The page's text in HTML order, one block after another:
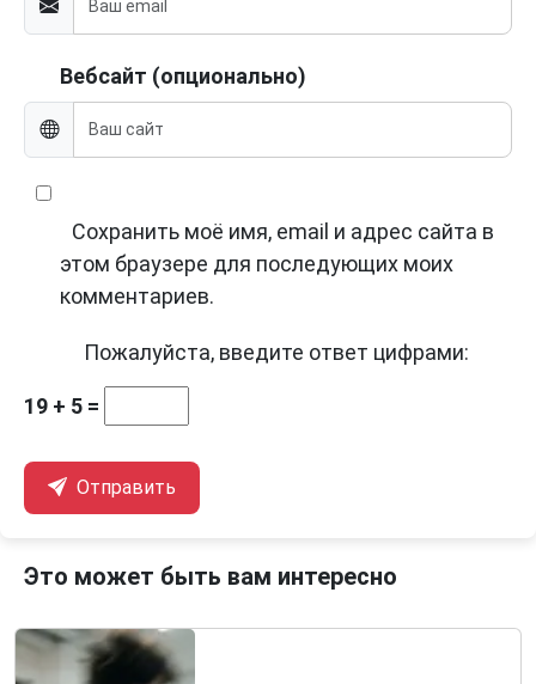
Вебсайт (опционально)
Сохранить моё имя, email и адрес сайта в
этом браузере для последующих моих
комментариев.
Пожалуйста, введите ответ цифрами:
19 + 5 =
Отправить
Это может быть вам интересно